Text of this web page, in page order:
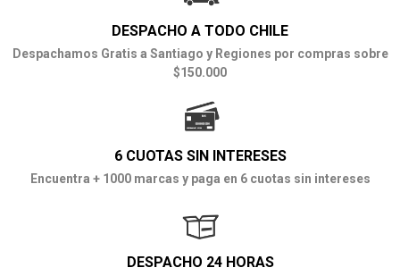
DESPACHO A TODO CHILE
Despachamos Gratis a Santiago y Regiones por compras sobre
$150.000
6 CUOTAS SIN INTERESES
Encuentra + 1000 marcas y paga en 6 cuotas sin intereses
DESPACHO 24 HORAS